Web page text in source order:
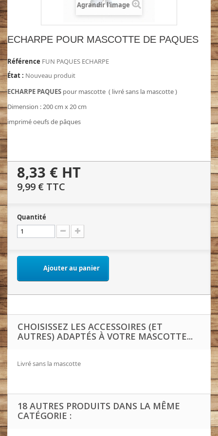
Agrandir l'image
ECHARPE POUR MASCOTTE DE PAQUES
Référence FUN PAQUES ECHARPE
État : Nouveau produit
ECHARPE PAQUES pour mascotte ( livré sans la mascotte )
Dimension : 200 cm x 20 cm
imprimé oeufs de pâques
8,33 € HT
9,99 € TTC
Quantité
Ajouter au panier
CHOISISSEZ LES ACCESSOIRES (ET
AUTRES) ADAPTÉS À VOTRE MASCOTTE...
Livré sans la mascotte
18 AUTRES PRODUITS DANS LA MÊME
CATÉGORIE :